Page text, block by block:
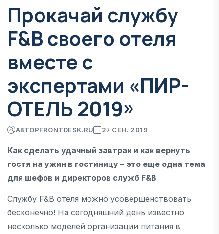
Прокачай службу
F&B своего отеля
вместе с
экспертами «ПИР-
ОТЕЛЬ 2019»
АВТОРFRONTDESK.RU 27 СЕН. 2019
Как сделать удачный завтрак и как вернуть
гостя на ужин в гостиницу – это еще одна тема
для шефов и директоров служб F&B
Службу F&B отеля можно усовершенствовать
бесконечно! На сегодняшний день известно
несколько моделей организации питания в